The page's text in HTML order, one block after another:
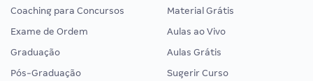
Coaching para Concursos
Exame de Ordem
Graduação
Pós-Graduação
Material Grátis
Aulas ao Vivo
Aulas Grátis
Sugerir Curso